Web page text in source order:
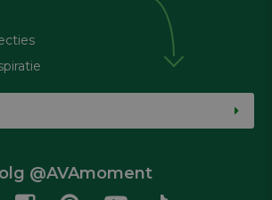
@AVAmoment